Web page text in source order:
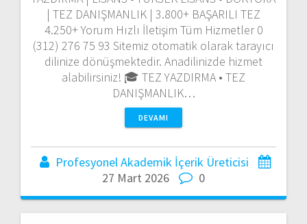
| TEZ DANIŞMANLIK | 3.800+ BAŞARILI TEZ
4.250+ Yorum Hızlı İletişim Tüm Hizmetler 0
(312) 276 75 93 Sitemiz otomatik olarak tarayıcı
dilinize dönüşmektedir. Anadilinizde hizmet
alabilirsiniz! 🎓 TEZ YAZDIRMA • TEZ
DANIŞMANLIK…
DEVAMI
Profesyonel Akademik İçerik Üreticisi
27 Mart 2026
0